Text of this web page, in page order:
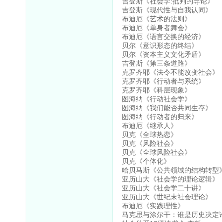
吉登斯《现代性与自我认同》
布迪厄《艺术的法则》
布迪厄《单身者舞会》
布迪厄《语言交换的经济》
贝尔《意识形态的终结》
贝尔《资本主义文化矛盾》
吉登斯《第三条道路》
克罗齐耶《法令不能改变社会》
克罗齐耶《行动者与系统》
克罗齐耶《科层现象》
图海纳《行动社会学》
图海纳《我们能否共同生存》
图海纳《行动者的归来》
布迪厄《继承人》
贝克《全球热恋》
贝克《风险社会》
贝克《全球风险社会》
贝克《个体化》
哈贝马斯《公共领域的结构转型
亚历山大《社会学的理论逻辑》
亚历山大《社会学二十讲》
亚历山大《世纪末社会理论》
布迪厄《实践理性》
马克思与涂尔干：谁是历史决定